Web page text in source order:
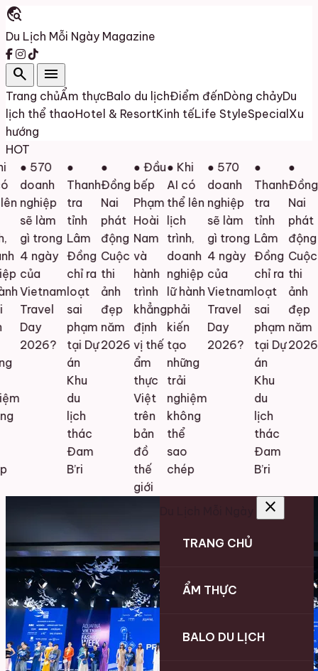
travel_explore
Du Lịch Mỗi Ngày Magazine
search menu
Trang chủẨm thựcBalo du lịchĐiểm đếnDòng chảyDu
lịch thể thaoHotel & ResortKinh tếLife StyleSpecial Xu
hướng
HOT
● 570
doanh
nghiệp
sẽ làm
gì trong
4 ngày
của
Vietnam
Travel
Day
2026?
●
Thanh
tra
tỉnh
Lâm
Đồng
chỉ ra
loạt
sai
phạm
tại Dự
án
Khu
du
lịch
thác
Đam
B’ri
●
Đồng
Nai
phát
động
Cuộc
thi
ảnh
đẹp
năm
2026
● Đầu
bếp
Phạm
Hoài
Nam
và
hành
trình
khẳng
định
vị thế
ẩm
thực
Việt
trên
bản
đồ
thế
giới
● Khi
AI có
thể lên
lịch
trình,
doanh
nghiệp
lữ hành
phải
kiến
tạo
những
trải
nghiệm
không
thể
sao
chép
● 570
doanh
nghiệp
sẽ làm
gì trong
4 ngày
của
Vietnam
Travel
Day
2026?
●
Thanh
tra
tỉnh
Lâm
Đồng
chỉ ra
loạt
sai
phạm
tại Dự
án
Khu
du
lịch
thác
Đam
B’ri
●
Đồng
Nai
phát
động
Cuộc
thi
ảnh
đẹp
năm
2026
close
TRANG CHỦ
ẨM THỰC
BALO DU LỊCH